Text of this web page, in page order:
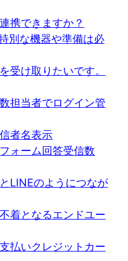
携できますか？
別な機器や準備は必
受け取りたいです。
担当者でログイン管
者名表示
ォーム回答受信数
LINEのようにつなが
着となるエンドユー
払いクレジットカー